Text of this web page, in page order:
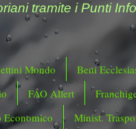
tramite i Punti
Mondo
Beni
FAO Allert
Minist.